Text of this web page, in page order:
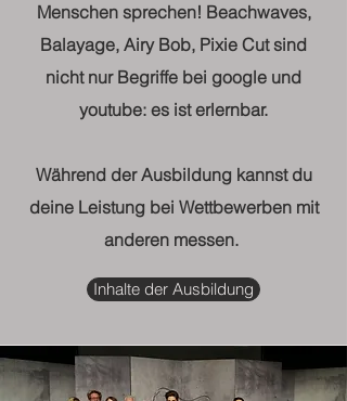
Menschen sprechen! Beachwaves,
Balayage, Airy Bob, Pixie Cut sind
nicht nur Begriffe bei google und
youtube: es ist erlernbar.
Während der Ausbildung kannst du
deine Leistung bei Wettbewerben mit
anderen messen.
Inhalte der Ausbildung